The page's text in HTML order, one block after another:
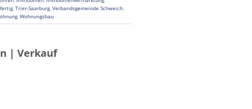
, Trier-Saarburg, Verbandsgemeinde Schweich
, Wohnungsbau
| Verkauf